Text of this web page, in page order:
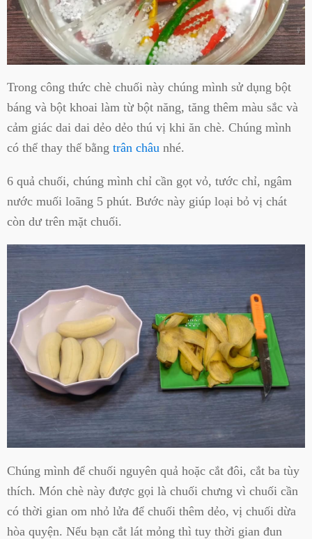
Trong công thức chè chuối này chúng mình sử dụng bột
báng và bột khoai làm từ bột năng, tăng thêm màu sắc và
cảm giác dai dai dẻo dẻo thú vị khi ăn chè. Chúng mình
có thể thay thế bằng trân châu nhé.
6 quả chuối, chúng mình chỉ cần gọt vỏ, tước chỉ, ngâm
nước muối loãng 5 phút. Bước này giúp loại bỏ vị chát
còn dư trên mặt chuối.
Chúng mình để chuối nguyên quả hoặc cắt đôi, cắt ba tùy
thích. Món chè này được gọi là chuối chưng vì chuối cần
có thời gian om nhỏ lửa để chuối thêm dẻo, vị chuối dừa
hòa quyện. Nếu bạn cắt lát mỏng thì tuy thời gian đun